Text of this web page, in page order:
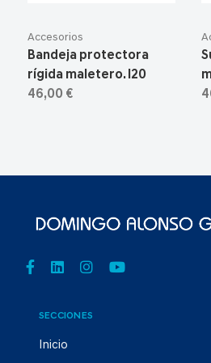
Accesorios
Bandeja protectora
rígida maletero. I20
46,00 €
SECCIONES
Inicio